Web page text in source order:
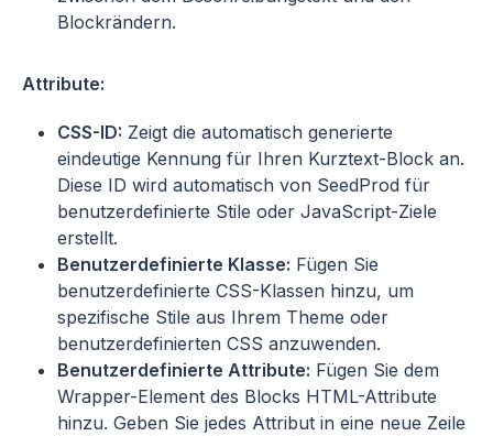
Blockrändern.
Attribute:
CSS-ID: Zeigt die automatisch generierte
eindeutige Kennung für Ihren Kurztext-Block an.
Diese ID wird automatisch von SeedProd für
benutzerdefinierte Stile oder JavaScript-Ziele
erstellt.
Benutzerdefinierte Klasse: Fügen Sie
benutzerdefinierte CSS-Klassen hinzu, um
spezifische Stile aus Ihrem Theme oder
benutzerdefinierten CSS anzuwenden.
Benutzerdefinierte Attribute: Fügen Sie dem
Wrapper-Element des Blocks HTML-Attribute
hinzu. Geben Sie jedes Attribut in eine neue Zeile